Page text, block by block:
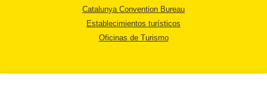
Catalunya Convention Bureau
Establecimientos turísticos
Oficinas de Turismo